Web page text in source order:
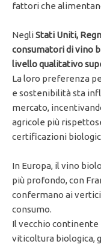
fattori che
NegliStati Uniti,
consumatori di vino
livello qualitativo
La loro preferenza
e sostenibilità sta
mercato,
agricole più
certificazioni
In Europa, il vino
più profondo, con
confermano ai
consumo.
Il vecchio
viticoltura biologica,